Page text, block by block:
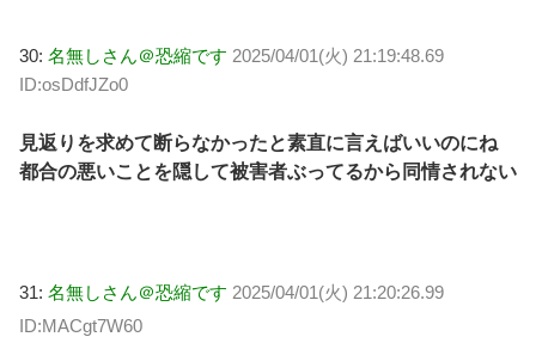
30: 名無しさん＠恐縮です 2025/04/01(火) 21:19:48.69
ID:osDdfJZo0
見返りを求めて断らなかったと素直に言えばいいのにね
都合の悪いことを隠して被害者ぶってるから同情されない
31: 名無しさん＠恐縮です 2025/04/01(火) 21:20:26.99
ID:MACgt7W60